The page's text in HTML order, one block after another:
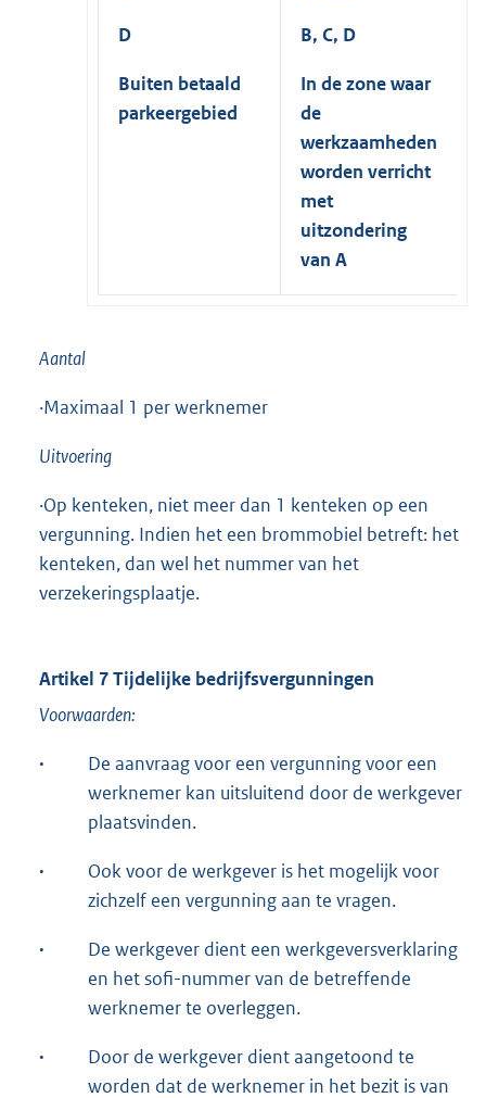
D
Buiten betaald
parkeergebied
B, C, D
In de zone waar
de
werkzaamheden
worden verricht
met
uitzondering
van A
Aantal
·Maximaal 1 per werknemer
Uitvoering
·Op kenteken, niet meer dan 1 kenteken op een
vergunning. Indien het een brommobiel betreft: het
kenteken, dan wel het nummer van het
verzekeringsplaatje.
Artikel 7 Tijdelijke bedrijfsvergunningen
Voorwaarden:
·
De aanvraag voor een vergunning voor een
werknemer kan uitsluitend door de werkgever
plaatsvinden.
·
Ook voor de werkgever is het mogelijk voor
zichzelf een vergunning aan te vragen.
·
De werkgever dient een werkgeversverklaring
en het sofi-nummer van de betreffende
werknemer te overleggen.
·
Door de werkgever dient aangetoond te
worden dat de werknemer in het bezit is van